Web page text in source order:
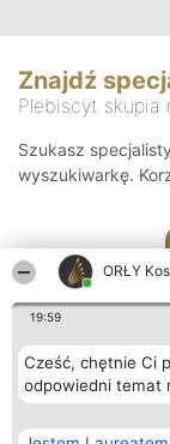
ORŁY
19:59
Cześć, chętnie Ci
odpowiedni temat
Znajdź
Plebiscyt skupia
Szukasz
wyszukiwarkę.
Organizator